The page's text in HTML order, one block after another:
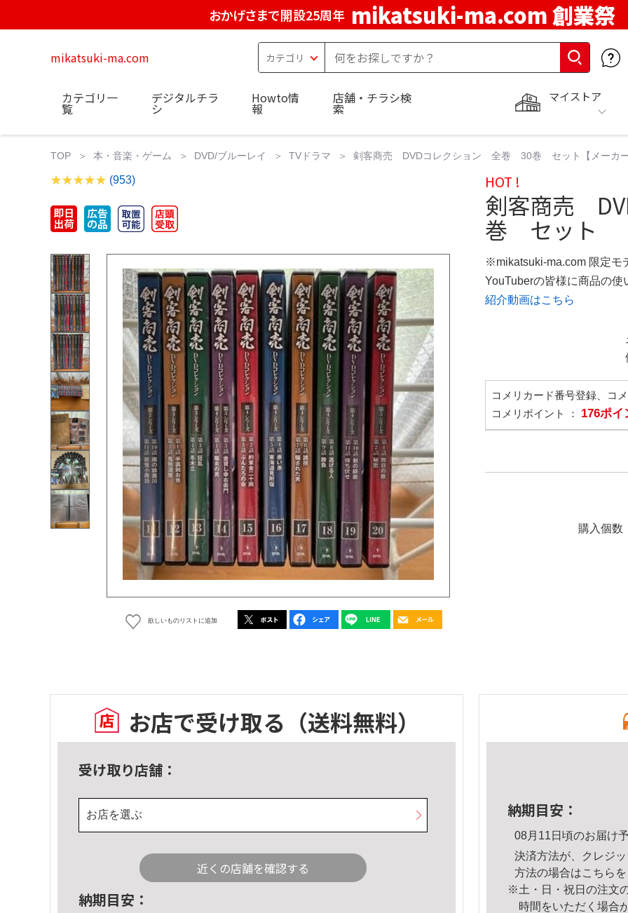
おかげさまで開設25周年 mikatsuki-ma.com 創業祭
mikatsuki-ma.com
マイストア
カテゴリ一
覧
デジタルチラ
シ
Howto情
報
店舗・チラシ検
索
TOP 本・音楽・ゲーム DVD/ブルーレイ TVドラマ 剣客商売 DVDコレクション 全巻 30巻 セット【メーカー
(953)
欲しいものリストに追加
HOT !
剣客商売
巻 セット
※mikatsuki-ma.com 限定モ
YouTuberの皆様に商品の使
紹介動画はこちら
コメリカード番号登録、コ
コメリポイント ： 176ポイ
購入個数
お店で受け取る （送料無料）
受け取り店舗：
お店を選ぶ
近くの店舗を確認する
納期目安：
納期目安：
08月11日頃のお届け予
決済方法が、クレジ
方法の場合はこちら
※土・日・祝日の注文
時間をいただく場合